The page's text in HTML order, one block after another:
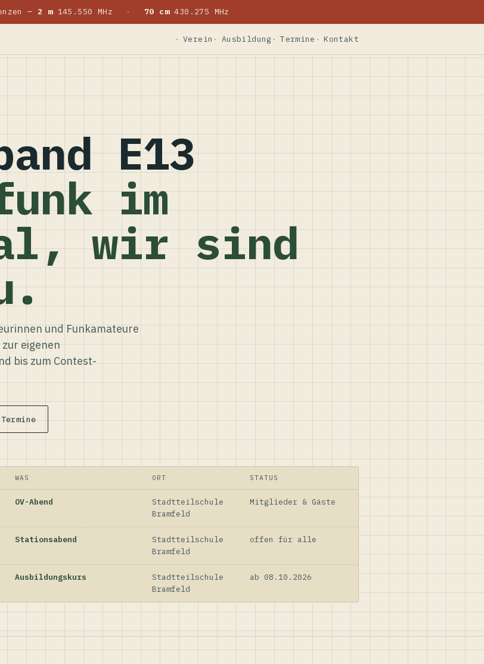
— 2 m145.550 MHz · 70 cm430.275 MHz
Verein Ausbildung Termine Kontakt
E13
im
wir sind
und Funkamateure
eigenen
bis zum Contest-
WAS ORT STATUS
OV-Abend
Stadtteilschule
Bramfeld
Mitglieder & Gäste
Stationsabend
Stadtteilschule
Bramfeld
offen für alle
Ausbildungskurs
Stadtteilschule
Bramfeld
ab 08.10.2026